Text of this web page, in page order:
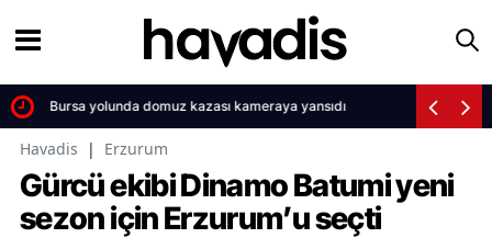
Bursa yolunda domuz kazası kameraya yansıdı
Havadis | Erzurum
Gürcü ekibi Dinamo Batumi yeni
sezon için Erzurum’u seçti